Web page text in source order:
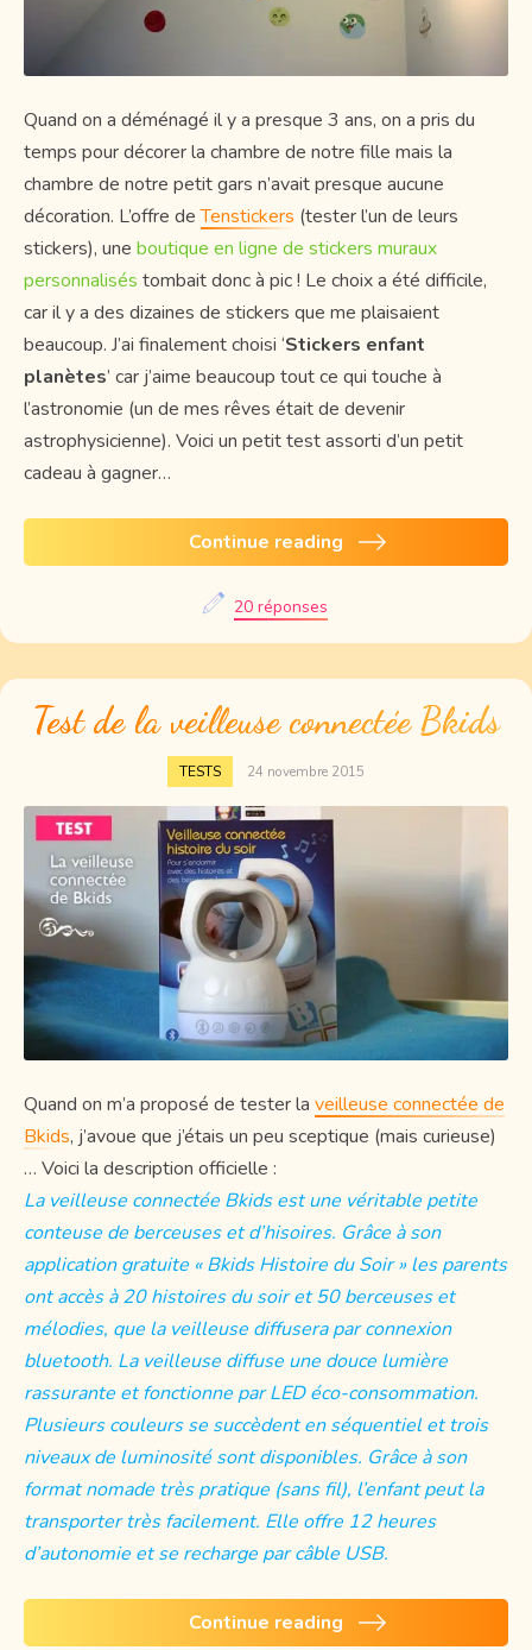
Quand on a déménagé il y a presque 3 ans, on a pris du
temps pour décorer la chambre de notre fille mais la
chambre de notre petit gars n’avait presque aucune
décoration. L’offre deTenstickers (tester l’un de leurs
stickers), une boutique en ligne de stickers muraux
personnalisés tombait donc à pic ! Le choix a été difficile,
car il y a des dizaines de stickers que me plaisaient
beaucoup. J’ai finalement choisi ‘Stickers enfant
planètes’ car j’aime beaucoup tout ce qui touche à
l’astronomie (un de mes rêves était de devenir
astrophysicienne). Voici un petit test assorti d’un petit
cadeau à gagner…
Continue reading
20 réponses
Test de la veilleuse connectée Bkids
TESTS 24 novembre 2015
Quand on m’a proposé de tester la veilleuse connectée de
Bkids, j’avoue que j’étais un peu sceptique (mais curieuse)
… Voici la description officielle :
La veilleuse connectée Bkids est une véritable petite
conteuse de berceuses et d’hisoires. Grâce à son
application gratuite « Bkids Histoire du Soir » les parents
ont accès à 20 histoires du soir et 50 berceuses et
mélodies, que la veilleuse diffusera par connexion
bluetooth. La veilleuse diffuse une douce lumière
rassurante et fonctionne par LED éco-consommation.
Plusieurs couleurs se succèdent en séquentiel et trois
niveaux de luminosité sont disponibles. Grâce à son
format nomade très pratique (sans fil), l’enfant peut la
transporter très facilement. Elle offre 12 heures
d’autonomie et se recharge par câble USB.
Continue reading